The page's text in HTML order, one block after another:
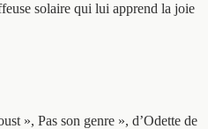
solaire qui lui apprend la joie
», Pas son genre », d’Odette de